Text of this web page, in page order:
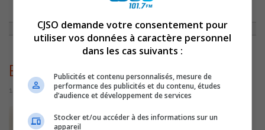
AZIMUT DIFFUSION ANNONCE DES
Brigitte_Boisjoli
14 juillet 2016 | Par Équipe CJSO
CJSO demande votre consentement pour
utiliser vos données à caractère personnel
dans les cas suivants :
Publicités et contenu personnalisés, mesure de
performance des publicités et du contenu, études
d’audience et développement de services
Stocker et/ou accéder à des informations sur un
appareil